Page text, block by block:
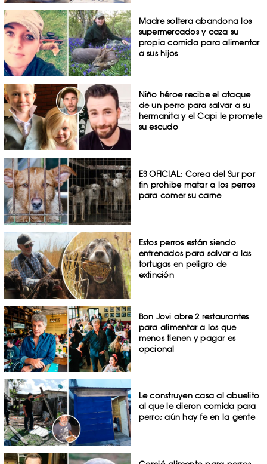
Madre soltera abandona los
supermercados y caza su
propia comida para alimentar
a sus hijos
Niño héroe recibe el ataque
de un perro para salvar a su
hermanita y el Capi le promete
su escudo
ES OFICIAL: Corea del Sur por
fin prohibe matar a los perros
para comer su carne
Estos perros están siendo
entrenados para salvar a las
tortugas en peligro de
extinción
Bon Jovi abre 2 restaurantes
para alimentar a los que
menos tienen y pagar es
opcional
Le construyen casa al abuelito
al que le dieron comida para
perro; aún hay fe en la gente